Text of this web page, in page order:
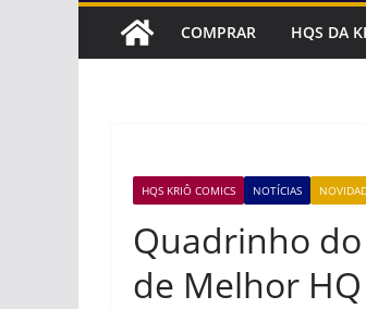
COMPRAR HQS DA
HQS KRIÔ COMICS NOTÍCIAS
Quadrinho
de Melhor